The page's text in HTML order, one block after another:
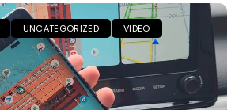
UNCATEGORIZED VIDEO